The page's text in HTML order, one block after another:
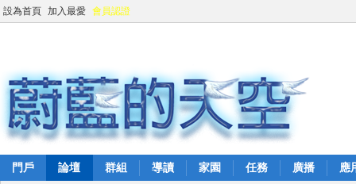
設為首頁 加入最愛 會員認證
門戶 論壇 群組 導讀 家園 任務 廣播 應